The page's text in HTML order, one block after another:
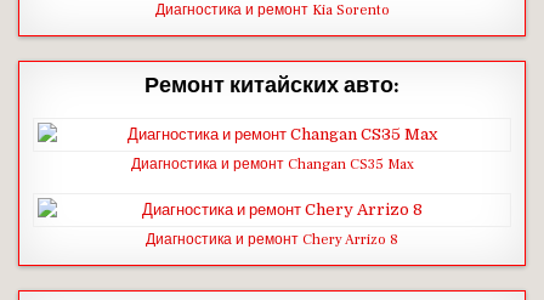
Диагностика и ремонт Kia Sorento
Ремонт китайских авто:
Диагностика и ремонт Changan CS35 Max
Диагностика и ремонт Chery Arrizo 8